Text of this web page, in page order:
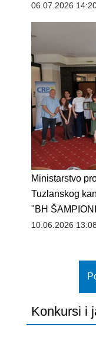
06.07.2026
Ministarstvo
Tuzlanskog
"BH
10.06.2026 13:08
Konkursi i